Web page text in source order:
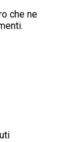
che ne